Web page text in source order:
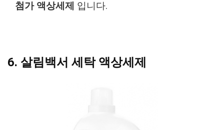
첨가 액상세제 입니다.
6. 살림백서 세탁 액상세제